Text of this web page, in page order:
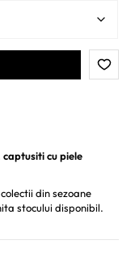
cu piele
din sezoane
stocului disponibil.